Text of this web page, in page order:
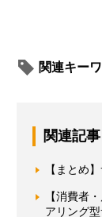
関連キー
関連記事
【まとめ
【消費者
アリング